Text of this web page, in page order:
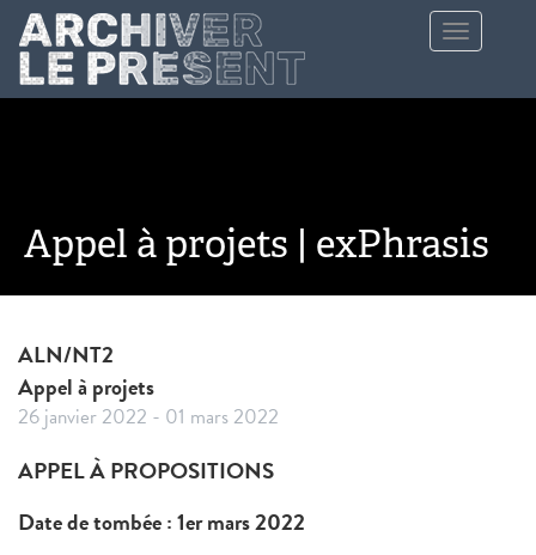
Aller au contenu principal
Toggle
navigation
Appel à projets | exPhrasis
ALN/NT2
Appel à projets
26 janvier 2022 - 01 mars 2022
APPEL À PROPOSITIONS
Date de tombée : 1er mars 2022